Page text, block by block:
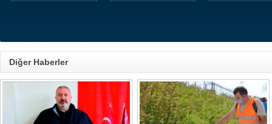
Diğer Haberler